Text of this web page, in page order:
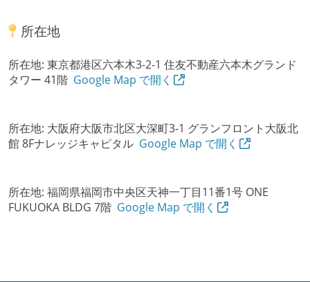
所在地
所在地: 東京都港区六本木3-2-1 住友不動産六本木グランド
タワー 41階 Google Map で開く
所在地: 大阪府大阪市北区大深町3-1 グランフロント大阪北
館 8Fナレッジキャピタル Google Map で開く
所在地: 福岡県福岡市中央区天神一丁目11番1号 ONE
FUKUOKA BLDG 7階 Google Map で開く